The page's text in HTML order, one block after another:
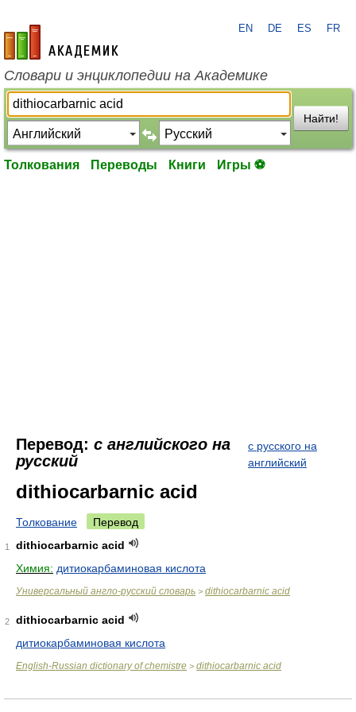
academic.ru
EN DE ES FR
Словари и энциклопедии на Академике
Найти!
Толкования Переводы Книги Игры ⚽
Перевод: с английского на
русский
с русского на
английский
dithiocarbarnic acid
Толкование Перевод
1
dithiocarbarnic acid
Химия: дитиокарбаминовая кислота
Универсальный англо-русский словарь > dithiocarbarnic acid
2
dithiocarbarnic acid
дитиокарбаминовая кислота
English-Russian dictionary of chemistre > dithiocarbarnic acid